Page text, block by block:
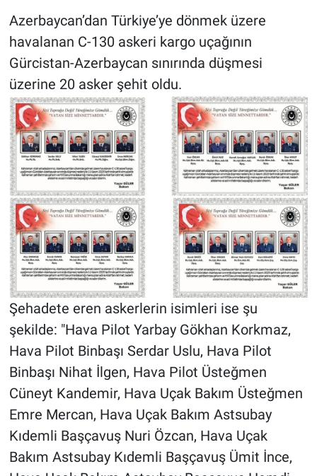
Azerbaycan’dan Türkiye’ye dönmek üzere
havalanan C-130 askeri kargo uçağının
Gürcistan-Azerbaycan sınırında düşmesi
üzerine 20 asker şehit oldu.
Şehadete eren askerlerin isimleri ise şu
şekilde: "Hava Pilot Yarbay Gökhan Korkmaz,
Hava Pilot Binbaşı Serdar Uslu, Hava Pilot
Binbaşı Nihat İlgen, Hava Pilot Üsteğmen
Cüneyt Kandemir, Hava Uçak Bakım Üsteğmen
Emre Mercan, Hava Uçak Bakım Astsubay
Kıdemli Başçavuş Nuri Özcan, Hava Uçak
Bakım Astsubay Kıdemli Başçavuş Ümit İnce,